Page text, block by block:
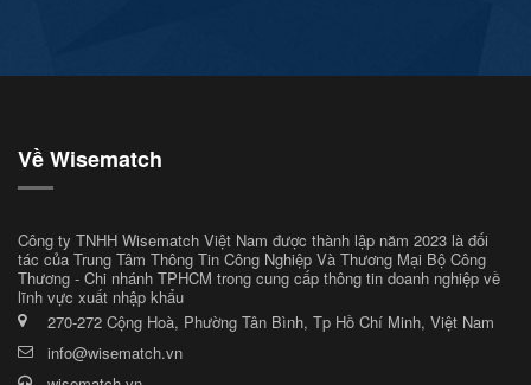
Về Wisematch
Công ty TNHH Wisematch Việt Nam được thành lập năm 2023 là đối
tác của Trung Tâm Thông Tin Công Nghiệp Và Thương Mại Bộ Công
Thương - Chi nhánh TPHCM trong cung cấp thông tin doanh nghiệp về
lĩnh vực xuất nhập khẩu
270-272 Cộng Hoà, Phường Tân Bình, Tp Hồ Chí Minh, Việt Nam
info@wisematch.vn